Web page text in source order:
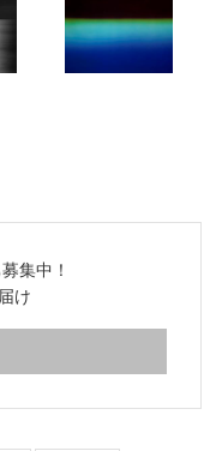
集中！
け